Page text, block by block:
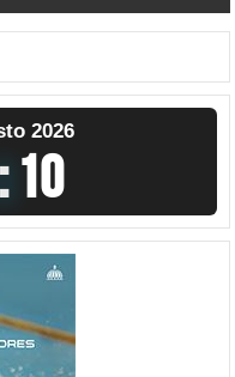
2026
:11